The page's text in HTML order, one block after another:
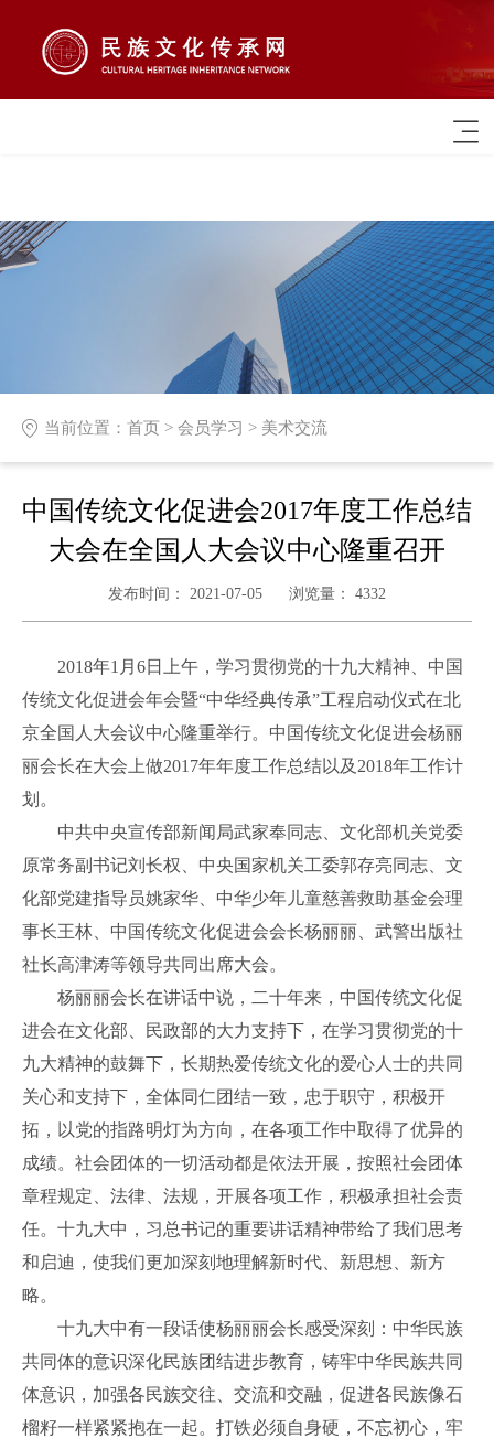

当前位置： 首页 > 会员学习 > 美术交流
中国传统文化促进会2017年度工作总结
大会在全国人大会议中心隆重召开
发布时间： 2021-07-05 浏览量： 4332
2018年1月6日上午，学习贯彻党的十九大精神、中国
传统文化促进会年会暨“中华经典传承”工程启动仪式在北
京全国人大会议中心隆重举行。中国传统文化促进会杨丽
丽会长在大会上做2017年年度工作总结以及2018年工作计
划。
中共中央宣传部新闻局武家奉同志、文化部机关党委
原常务副书记刘长权、中央国家机关工委郭存亮同志、文
化部党建指导员姚家华、中华少年儿童慈善救助基金会理
事长王林、中国传统文化促进会会长杨丽丽、武警出版社
社长高津涛等领导共同出席大会。
杨丽丽会长在讲话中说，二十年来，中国传统文化促
进会在文化部、民政部的大力支持下，在学习贯彻党的十
九大精神的鼓舞下，长期热爱传统文化的爱心人士的共同
关心和支持下，全体同仁团结一致，忠于职守，积极开
拓，以党的指路明灯为方向，在各项工作中取得了优异的
成绩。社会团体的一切活动都是依法开展，按照社会团体
章程规定、法律、法规，开展各项工作，积极承担社会责
任。十九大中，习总书记的重要讲话精神带给了我们思考
和启迪，使我们更加深刻地理解新时代、新思想、新方
略。
十九大中有一段话使杨丽丽会长感受深刻：中华民族
共同体的意识深化民族团结进步教育，铸牢中华民族共同
体意识，加强各民族交往、交流和交融，促进各民族像石
榴籽一样紧紧抱在一起。打铁必须自身硬，不忘初心，牢